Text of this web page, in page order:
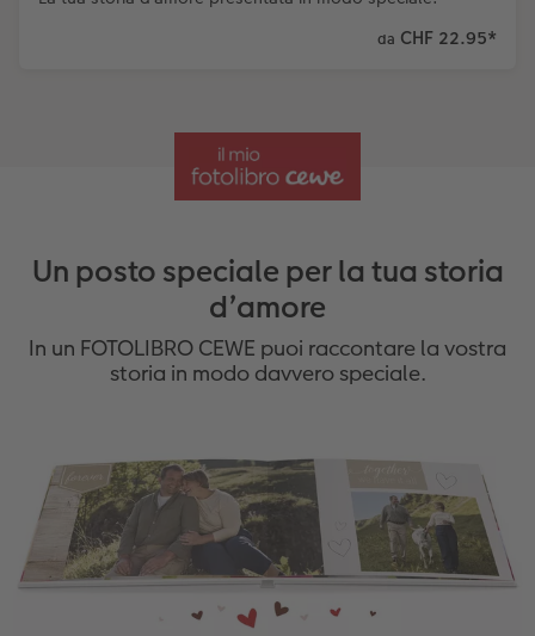
da CHF 22.95*
Un posto speciale per la tua storia
d’amore
In un FOTOLIBRO CEWE puoi raccontare la vostra
storia in modo davvero speciale.